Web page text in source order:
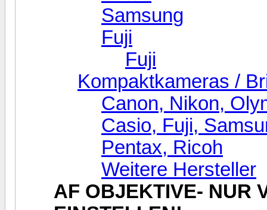
Samsung
Fuji
Fuji
Kompaktkameras /
Canon, Nikon,
Casio, Fuji,
Pentax, Ricoh
Weitere Hersteller
AF OBJEKTIVE- NUR